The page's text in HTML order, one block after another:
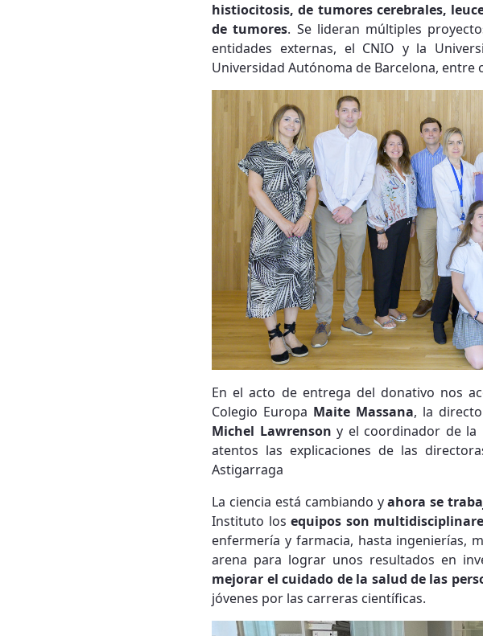
histiocitosis, de tumores cerebrales,
de tumores. Se lideran múltiples
entidades externas, el CNIO y la
Universidad Autónoma de Barcelona, entre
En el acto de entrega del donativo nos
Colegio Europa Maite Massana, la
Michel Lawrenson y el coordinador de la
atentos las explicaciones de las
Astigarraga
La ciencia está cambiando yahora se
Instituto losequipos son
enfermería y farmacia, hasta ingenierías,
arena para lograr unos resultados en
mejorar el cuidado de la salud de las
jóvenes por las carreras científicas.